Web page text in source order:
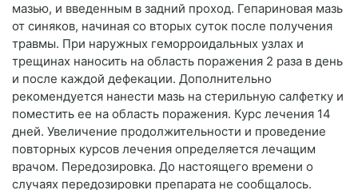
мазью, и введенным в задний проход. Гепариновая мазь
от синяков, начиная со вторых суток после получения
травмы. При наружных геморроидальных узлах и
трещинах наносить на область поражения 2 раза в день
и после каждой дефекации. Дополнительно
рекомендуется нанести мазь на стерильную салфетку и
поместить ее на область поражения. Курс лечения 14
дней. Увеличение продолжительности и проведение
повторных курсов лечения определяется лечащим
врачом. Передозировка. До настоящего времени о
случаях передозировки препарата не сообщалось.